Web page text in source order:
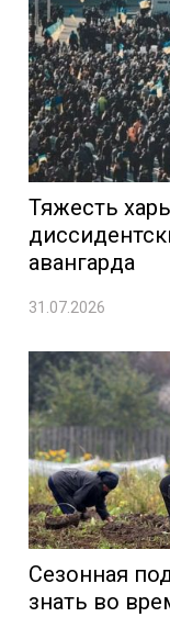
Тяжесть
авангарда
31.07.2026
Сезонная
знать во